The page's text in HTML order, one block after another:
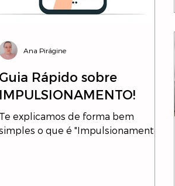
Guia Rápido sobre
IMPULSIONAMENTO!
Te explicamos de forma bem
o que é "Impulsionamento"!
Ana Pirágine